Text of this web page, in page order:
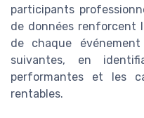
participants
de données renforcent
de chaque
suivantes, en
performantes et les
rentables.